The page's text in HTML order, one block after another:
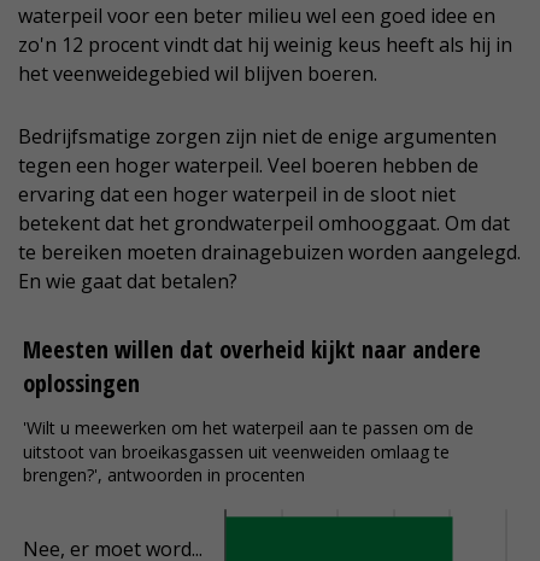
waterpeil voor een beter milieu wel een goed idee en
zo'n 12 procent vindt dat hij weinig keus heeft als hij in
het veenweidegebied wil blijven boeren.
Bedrijfsmatige zorgen zijn niet de enige argumenten
tegen een hoger waterpeil. Veel boeren hebben de
ervaring dat een hoger waterpeil in de sloot niet
betekent dat het grondwaterpeil omhooggaat. Om dat
te bereiken moeten drainagebuizen worden aangelegd.
En wie gaat dat betalen?